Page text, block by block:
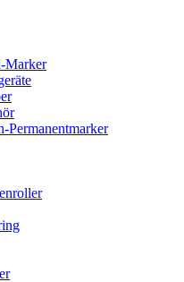
Marker
Permanentmarker